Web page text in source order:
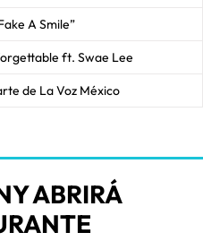
A Smile”
ft. Swae Lee
de La Voz México
ABRIRÁ